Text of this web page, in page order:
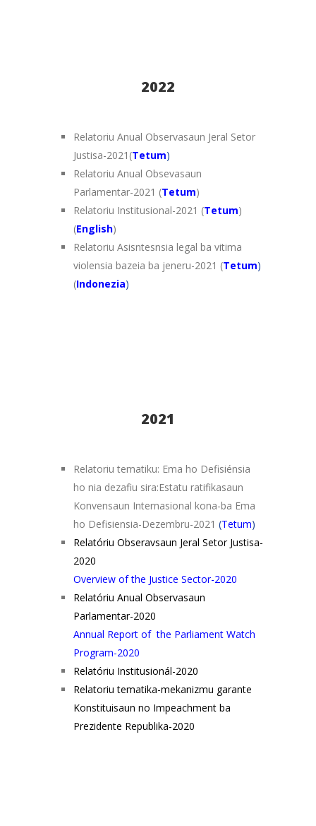
2022
Relatoriu Anual Observasaun Jeral Setor
Justisa-2021(Tetum)
Relatoriu Anual Obsevasaun
Parlamentar-2021 (Tetum)
Relatoriu Institusional-2021 (Tetum)
(English)
Relatoriu Asisntesnsia legal ba vitima
violensia bazeia ba jeneru-2021 (Tetum)
(Indonezia)
2021
Relatoriu tematiku: Ema ho Defisiénsia
ho nia dezafiu sira:Estatu ratifikasaun
Konvensaun Internasional kona-ba Ema
ho Defisiensia-Dezembru-2021 (Tetum)
Relatóriu Obseravsaun Jeral Setor Justisa-
2020
Overview of the Justice Sector-2020
Relatóriu Anual Observasaun
Parlamentar-2020
Annual Report of the Parliament Watch
Program-2020
Relatóriu Institusionál-2020
Relatoriu tematika-mekanizmu garante
Konstituisaun no Impeachment ba
Prezidente Republika-2020